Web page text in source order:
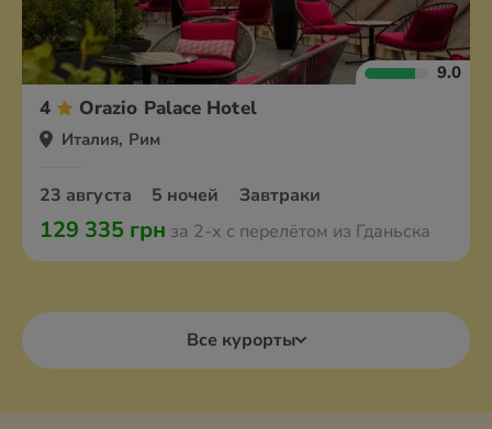
9.0
4 Orazio Palace Hotel
Италия, Рим
23 августа 5 ночей Завтраки
129 335 грн за 2-х с перелётом из Гданьска
Все курорты